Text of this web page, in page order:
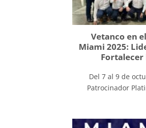
Vetanco en
Miami 2025:
Del 7 al 9 de
Patrocinador